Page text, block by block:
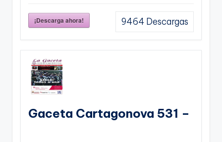
¡Descarga ahora! 9464 Descargas
Gaceta Cartagonova 531 –